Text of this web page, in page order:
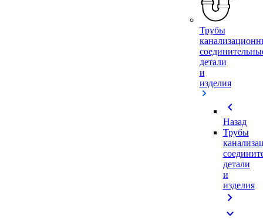
Трубы
детали
и
изделия
chevron_left
Назад
Трубы
детали
и
изделия
chevron_right
expand_more